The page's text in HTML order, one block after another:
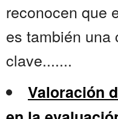
reconocen que
es también una
clave.......
Valoración